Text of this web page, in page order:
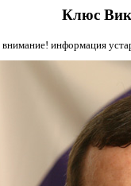
Клюс
внимание! информация